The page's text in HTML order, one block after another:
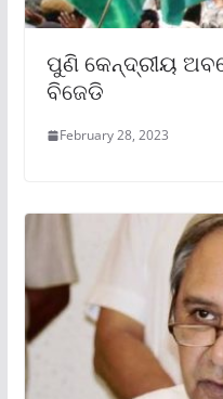
ପୁଣି କେନ୍ଦ୍ରୀୟ
ବିଜେଡି
February 28, 2023